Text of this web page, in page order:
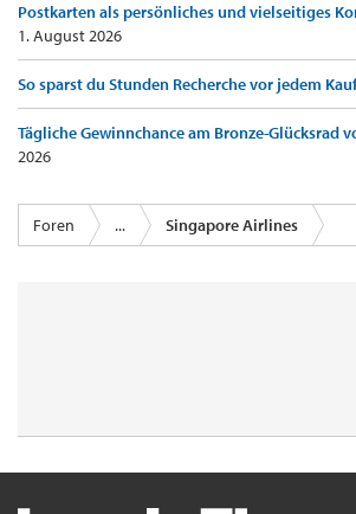
Postkarten als persönliches und vielseitiges
1. August 2026
So sparst du Stunden Recherche vor jedem
Tägliche Gewinnchance am Bronze-Glücksrad
2026
Foren ... Singapore Airlines